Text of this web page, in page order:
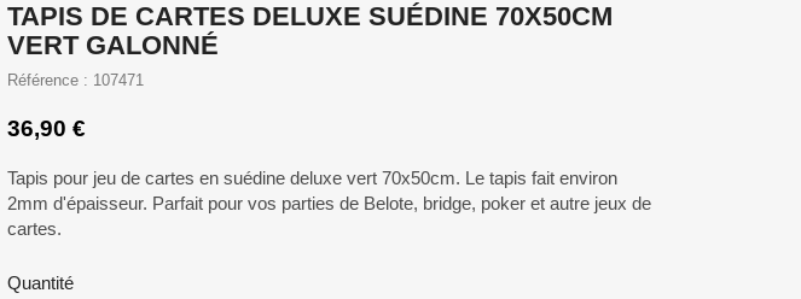
TAPIS DE CARTES DELUXE SUÉDINE 70X50CM
VERT GALONNÉ
Référence : 107471
36,90 €
Tapis pour jeu de cartes en suédine deluxe vert 70x50cm. Le tapis fait environ
2mm d'épaisseur. Parfait pour vos parties de Belote, bridge, poker et autre jeux de
cartes.
Quantité